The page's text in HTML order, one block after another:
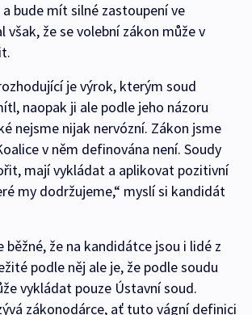
bude mít silné zastoupení ve
však, že se volební zákon může v
je výrok, kterým soud
naopak ji ale podle jeho názoru
nejsme nijak nervózní. Zákon jsme
v něm definována není. Soudy
mají vykládat a aplikovat pozitivní
my dodržujeme,“ myslí si kandidát
běžné, že na kandidátce jsou i lidé z
podle něj ale je, že podle soudu
vykládat pouze Ústavní soud.
zákonodárce, ať tuto vágní definici